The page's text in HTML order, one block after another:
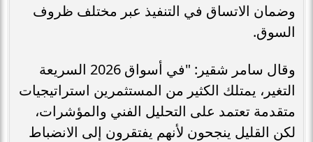
وضمان الاتساق في التنفيذ عبر مختلف ظروف
السوق.
وقال سامر شقير: "في أسواق 2026 السريعة
التغير، يمتلك الكثير من المستثمرين استراتيجيات
متقدمة تعتمد على التحليل الفني والمؤشرات،
لكن القليل ينجحون لأنهم يفتقرون إلى الانضباط